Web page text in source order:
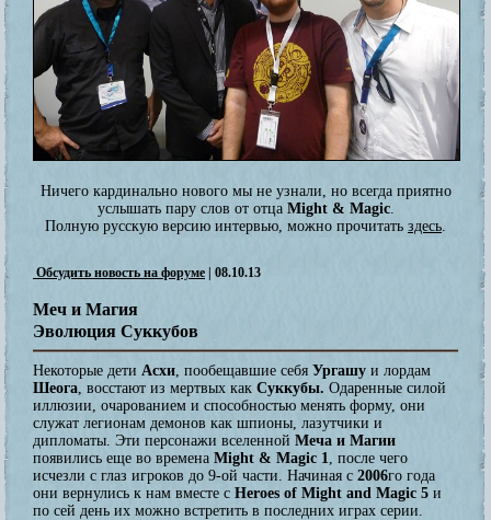
Ничего кардинально нового мы не узнали, но всегда приятно
услышать пару слов от отца Might & Magic.
Полную русскую версию интервью, можно прочитать здесь.
Обсудить новость на форуме | 08.10.13
Меч и Магия
Эволюция Суккубов
Некоторые дети Асхи , пообещавшие себя Ургашу и лордам
Шеога , восстают из мертвых как Суккубы. Одаренные силой
иллюзии, очарованием и способностью менять форму, они
служат легионам демонов как шпионы, лазутчики и
дипломаты. Эти персонажи вселенной Меча и Магии
появились еще во времена Might & Magic 1
, после чего
исчезли с глаз игроков до 9-ой части. Начиная с 2006го года
они вернулись к нам вместе с Heroes of Might and Magic 5 и
по сей день их можно встретить в последних играх серии.